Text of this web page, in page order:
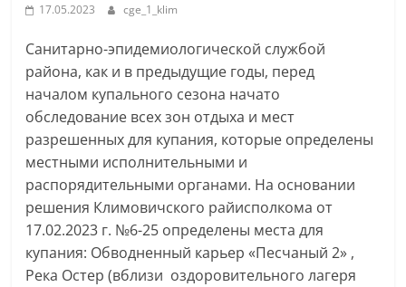
17.05.2023 cge_1_klim
Санитарно-эпидемиологической службой
района, как и в предыдущие годы, перед
началом купального сезона начато
обследование всех зон отдыха и мест
разрешенных для купания, которые определены
местными исполнительными и
распорядительными органами. На основании
решения Климовичского райисполкома от
17.02.2023 г. №6-25 определены места для
купания: Обводненный карьер «Песчаный 2» ,
Река Остер (вблизи оздоровительного лагеря